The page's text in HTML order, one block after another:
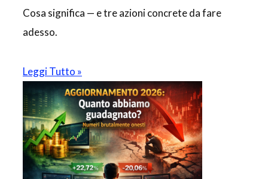
Cosa significa — e tre azioni concrete da fare
adesso.
Leggi Tutto »